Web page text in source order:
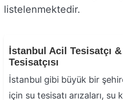
listelenmektedir.
İstanbul Acil Tesisatçı
Tesisatçısı
İstanbul gibi büyük bir
için su tesisatı arızaları, su